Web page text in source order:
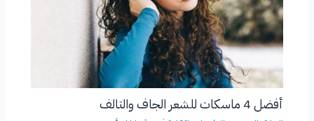
أفضل 4 ماسكات للشعر الجاف والتالف